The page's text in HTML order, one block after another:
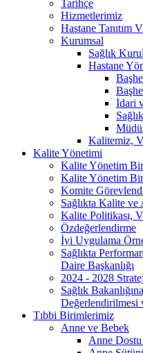
Tarihçe
Hizmetlerimiz
Hastane Tanıtım
Kurumsal
Sağlık
Hastane
İdari
Kalitemiz,
Kalite Yönetimi
Kalite Yönetim
Kalite Yönetim
Komite
Sağlıkta Kalite ve
Kalite Politikası,
Özdeğerlendirme
İyi Uygulama
Sağlıkta
Daire Başkanlığı
2024 - 2028
Sağlık
Değerlendirilmesi
Tıbbi Birimlerimiz
Anne ve Bebek
Anne